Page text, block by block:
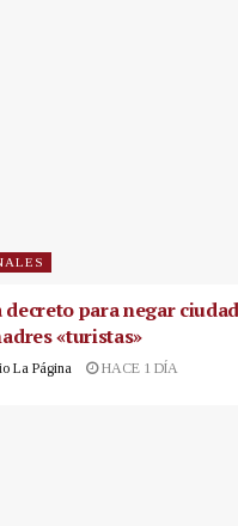
para negar
«turistas»
La Página HACE 1 DÍA